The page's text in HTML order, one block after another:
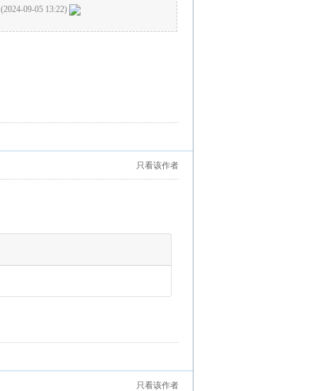
(2024-09-05 13:22)
只看该作者
只看该作者